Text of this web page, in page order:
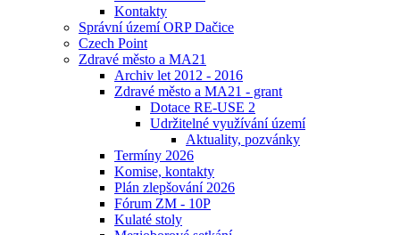
Kontakty
Správní území ORP Dačice
Czech Point
Zdravé město a MA21
Archiv let 2012 - 2016
Zdravé město a MA21 - grant
Dotace RE-USE 2
Udržitelné využívání území
Aktuality, pozvánky
Termíny 2026
Komise, kontakty
Plán zlepšování 2026
Fórum ZM - 10P
Kulaté stoly